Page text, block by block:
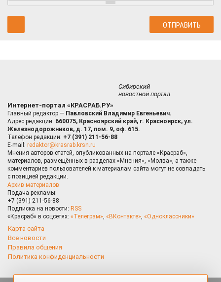
Сибирский
новостной портал
Интернет-портал «КРАСРАБ.РУ»
Главный редактор — Павловский Владимир Евгеньевич.
Адрес редакции: 660075, Красноярский край, г. Красноярск, ул.
Железнодорожников, д. 17, пом. 9, оф. 615.
Телефон редакции: +7 (391) 211-56-88
E-mail: redaktor@krasrab.krsn.ru
Мнения авторов статей, опубликованных на портале «Красраб»,
материалов, размещённых в разделах «Мнения», «Молва», а также
комментариев пользователей к материалам сайта могут не совпадать
с позицией редакции.
Архив материалов
Подача рекламы:
+7 (391) 211-56-88
Подписка на новости: RSS
«Красраб» в соцсетях: «Телеграм», «ВКонтакте», «Одноклассники»
Карта сайта
Все новости
Правила общения
Политика конфиденциальности